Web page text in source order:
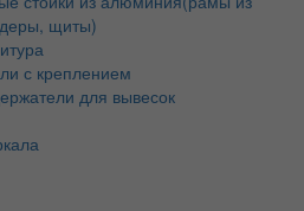
щиты)
с креплением
для вывесок